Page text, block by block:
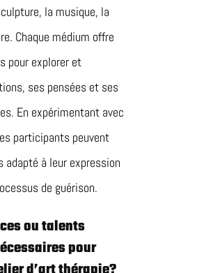
la musique, la
Chaque médium offre
pour explorer et
ses pensées et ses
En expérimentant avec
participants peuvent
adapté à leur expression
de guérison.
ou talents
pour